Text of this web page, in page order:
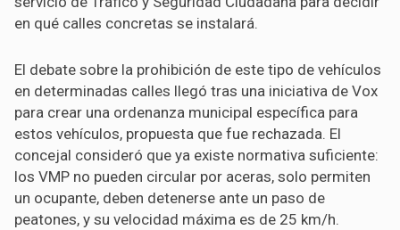
en qué calles concretas se instalará.
El debate sobre la prohibición de este tipo de vehículos
en determinadas calles llegó tras una iniciativa de Vox
para crear una ordenanza municipal específica para
estos vehículos, propuesta que fue rechazada. El
concejal consideró que ya existe normativa suficiente:
los VMP no pueden circular por aceras, solo permiten
un ocupante, deben detenerse ante un paso de
peatones, y su velocidad máxima es de 25 km/h.